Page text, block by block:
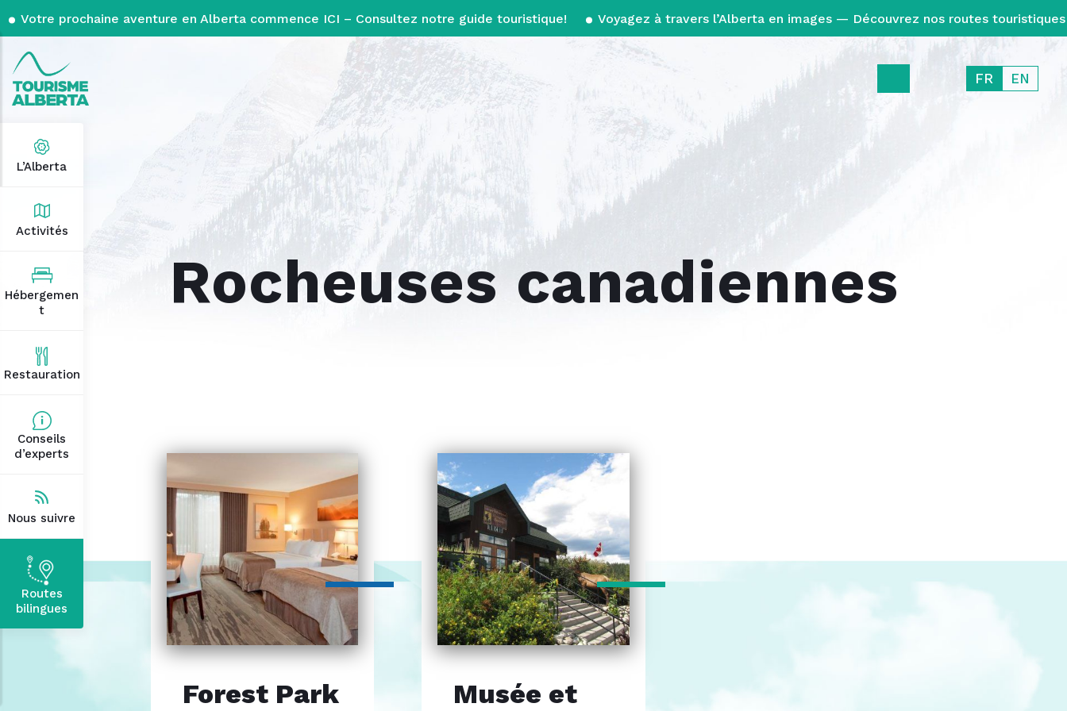
Votre prochaine aventure en Alberta commence ICI – Consultez notre guide touristique! Voyagez à travers l’Alberta en images — Découvrez nos routes touristiques
FR EN
L’Alberta
Activités
Hébergemen
t
Restauration
Conseils
d’experts
Nous suivre
Routes
bilingues
Rocheuses canadiennes
Forest Park
Musée et